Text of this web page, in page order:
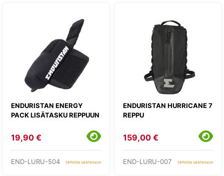
ENDURISTAN ENERGY
PACK LISÄTASKU REPPUUN
19,90 €
END-LURU-504 tarkista saatavuus
ENDURISTAN HURRICANE 7
REPPU
159,00 €
END-LURU-007 tarkista saatavuus